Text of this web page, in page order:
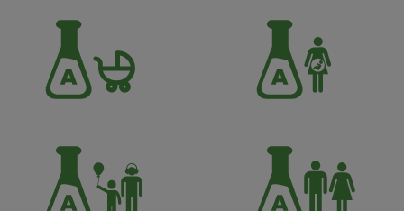
Lave-linge
Matelas
Antimoustique